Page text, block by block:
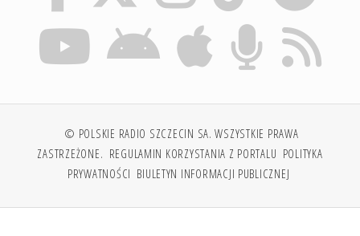
© POLSKIE RADIO SZCZECIN SA. WSZYSTKIE PRAWA
ZASTRZEŻONE. REGULAMIN KORZYSTANIA Z PORTALU POLITYKA
PRYWATNOŚCI BIULETYN INFORMACJI PUBLICZNEJ